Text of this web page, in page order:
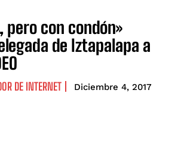
pero con condón»
de Iztapalapa a
DE INTERNET Diciembre 4, 2017